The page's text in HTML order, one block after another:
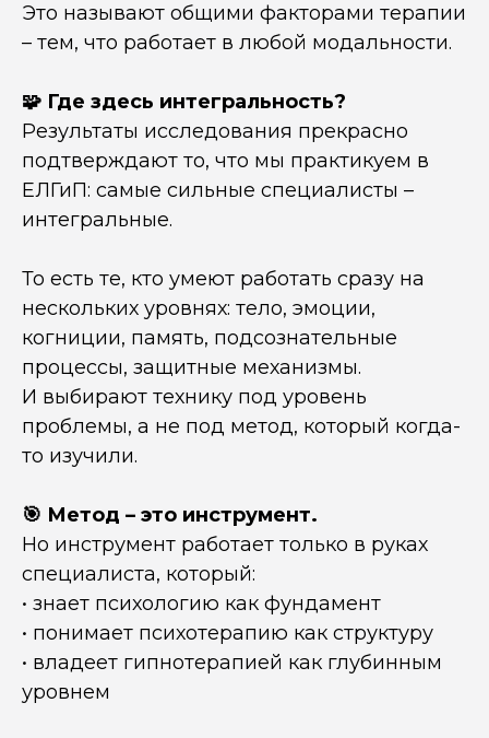
Это называют общими факторами терапии
– тем, что работает в любой модальности.
🧩 Где здесь интегральность?
Результаты исследования прекрасно
подтверждают то, что мы практикуем в
ЕЛГиП: самые сильные специалисты –
интегральные.
То есть те, кто умеют работать сразу на
нескольких уровнях: тело, эмоции,
когниции, память, подсознательные
процессы, защитные механизмы.
И выбирают технику под уровень
проблемы, а не под метод, который когда-
то изучили.
🎯 Метод – это инструмент.
Но инструмент работает только в руках
специалиста, который:
• знает психологию как фундамент
• понимает психотерапию как структуру
• владеет гипнотерапией как глубинным
уровнем